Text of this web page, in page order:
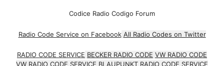
Codice Radio Codigo Forum
Radio Code Service on Facebook All Radio Codes on Twitter
RADIO CODE SERVICE BECKER RADIO CODE VW RADIO CODE
VW RADIO CODE SERVICE BLAUPUNKT RADIO CODE SERVICE